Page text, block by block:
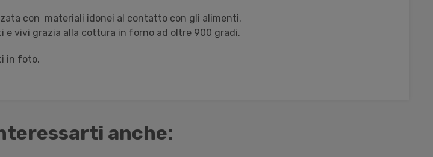
con materiali idonei al contatto con gli alimenti.
e vivi grazia alla cottura in forno ad oltre 900 gradi.
in foto.
anche: